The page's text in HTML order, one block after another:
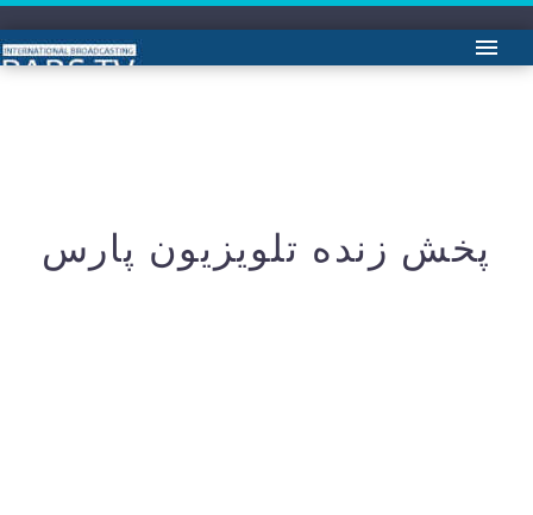
پخش زنده تلویزیون
پخش زنده تلویزیون پارس